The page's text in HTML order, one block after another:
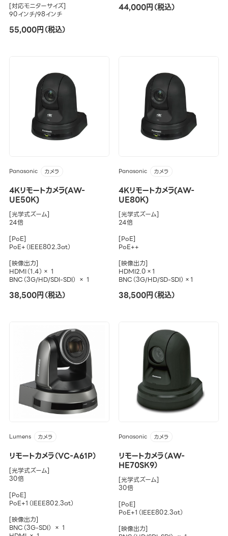
[対応モニターサイズ]
90インチ/98インチ
55,000円（税込）
44,000円（税込）
Panasonic カメラ
4Kリモートカメラ(AW-
UE50K)
[光学式ズーム]
24倍
[PoE]
PoE+（IEEE802.3at）
[映像出力]
HDMI（1.4）× 1
BNC（3G/HD/SDI-SDI） × 1
38,500円（税込）
Panasonic カメラ
4Kリモートカメラ(AW-
UE80K)
[光学式ズーム]
24倍
[PoE]
PoE++
[映像出力]
HDMI2.0×1
BNC（3G/HD/SD-SDI）×1
38,500円（税込）
Lumens カメラ
リモートカメラ（VC-A61P）
[光学式ズーム]
30倍
[PoE]
PoE+1（IEEE802.3at）
[映像出力]
BNC（3G-SDI） × 1
Panasonic カメラ
リモートカメラ（AW-
HE70SK9）
[光学式ズーム]
30倍
[PoE]
PoE+1（IEEE802.3at）
[映像出力]